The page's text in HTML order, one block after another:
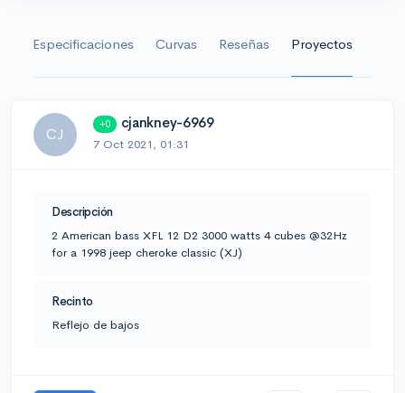
Especificaciones Curvas Reseñas Proyectos
CJ
+0 cjankney-6969
7 Oct 2021, 01:31
Descripción
2 American bass XFL 12 D2 3000 watts 4 cubes @32Hz
for a 1998 jeep cheroke classic (XJ)
Recinto
Reflejo de bajos